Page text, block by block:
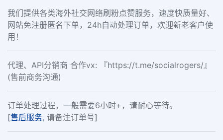
我们提供各类海外社交网络刷粉点赞服务，速度快质量好、
网站免注册匿名下单，24h自动处理订单，欢迎新老客户使
用！
代理、API分销商 合作vx: 『https://t.me/socialrogers/』
(售前商务沟通)
订单处理过程，一般需要6小时+，请耐心等待。
[售后服务, 请备注订单号]